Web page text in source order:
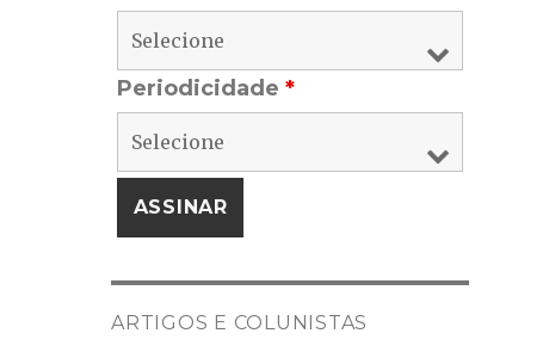
Periodicidade *
ARTIGOS E COLUNISTAS